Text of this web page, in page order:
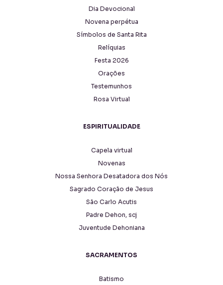
Dia Devocional
Novena perpétua
Símbolos de Santa Rita
Relíquias
Festa 2026
Orações
Testemunhos
Rosa Virtual
ESPIRITUALIDADE
Capela virtual
Novenas
Nossa Senhora Desatadora dos Nós
Sagrado Coração de Jesus
São Carlo Acutis
Padre Dehon, scj
Juventude Dehoniana
SACRAMENTOS
Batismo